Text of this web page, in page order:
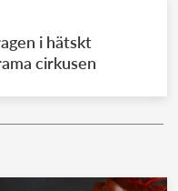
i hätskt
cirkusen